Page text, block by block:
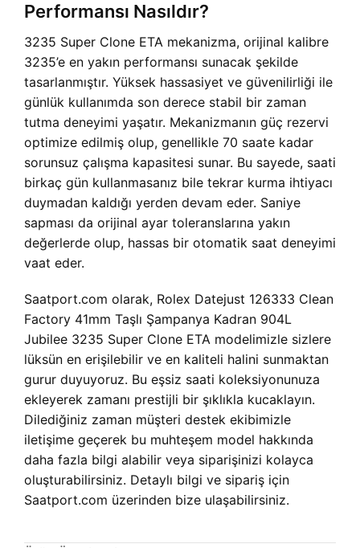
Performansı Nasıldır?
3235 Super Clone ETA mekanizma, orijinal kalibre
3235’e en yakın performansı sunacak şekilde
tasarlanmıştır. Yüksek hassasiyet ve güvenilirliği ile
günlük kullanımda son derece stabil bir zaman
tutma deneyimi yaşatır. Mekanizmanın güç rezervi
optimize edilmiş olup, genellikle 70 saate kadar
sorunsuz çalışma kapasitesi sunar. Bu sayede, saati
birkaç gün kullanmasanız bile tekrar kurma ihtiyacı
duymadan kaldığı yerden devam eder. Saniye
sapması da orijinal ayar toleranslarına yakın
değerlerde olup, hassas bir otomatik saat deneyimi
vaat eder.
Saatport.com olarak, Rolex Datejust 126333 Clean
Factory 41mm Taşlı Şampanya Kadran 904L
Jubilee 3235 Super Clone ETA modelimizle sizlere
lüksün en erişilebilir ve en kaliteli halini sunmaktan
gurur duyuyoruz. Bu eşsiz saati koleksiyonunuza
ekleyerek zamanı prestijli bir şıklıkla kucaklayın.
Dilediğiniz zaman müşteri destek ekibimizle
iletişime geçerek bu muhteşem model hakkında
daha fazla bilgi alabilir veya siparişinizi kolayca
oluşturabilirsiniz. Detaylı bilgi ve sipariş için
Saatport.com üzerinden bize ulaşabilirsiniz.